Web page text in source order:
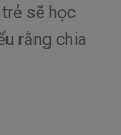
sẽ học
rằng chia